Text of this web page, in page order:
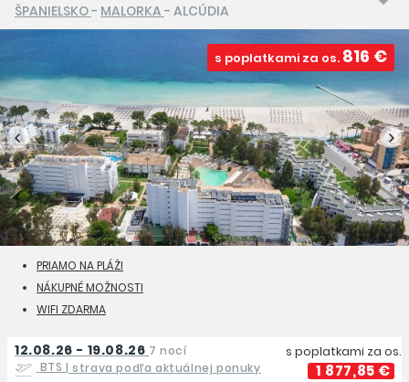
ŠPANIELSKO- MALORKA - ALCÚDIA
s poplatkami za os. 816 €
PRIAMO NA PLÁŽI
NÁKUPNÉ MOŽNOSTI
WIFI ZDARMA
12.08.26 - 19.08.26 7 nocí
BTS| strava podľa aktuálnej ponuky
s poplatkami za os.
1 877,85 €